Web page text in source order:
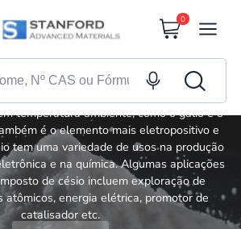
0
Césio
temperatura ambiente, como o gálio e o
é o elemento mais eletropositivo e
tem uma variedade de usos na produção
e na química. Algumas aplicações
de césio incluem exploração de
atômicos, energia elétrica, promotor de
catalisador etc.